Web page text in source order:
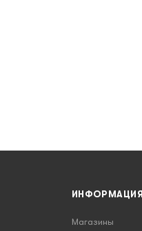
ИНФОРМАЦИЯ
Магазины